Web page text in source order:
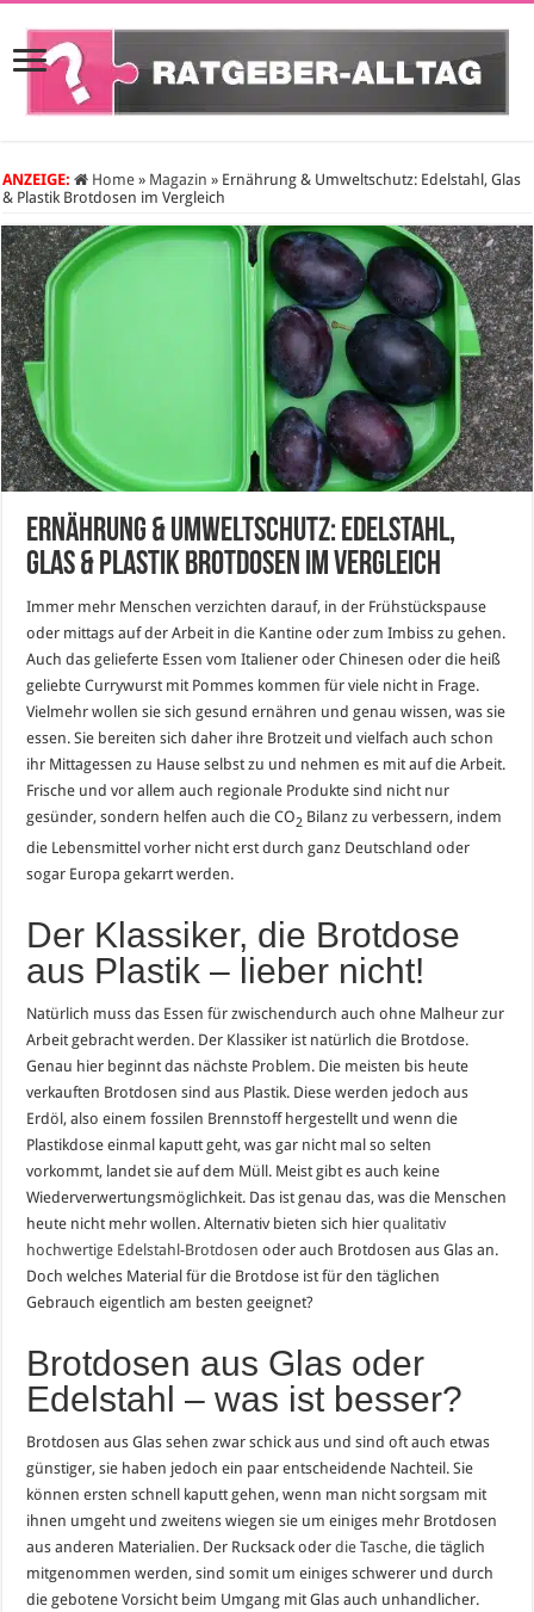
ANZEIGE: Home » Magazin » Ernährung & Umweltschutz: Edelstahl, Glas
& Plastik Brotdosen im Vergleich
Ernährung & Umweltschutz: Edelstahl,
Glas & Plastik Brotdosen im Vergleich
Immer mehr Menschen verzichten darauf, in der Frühstückspause
oder mittags auf der Arbeit in die Kantine oder zum Imbiss zu gehen.
Auch das gelieferte Essen vom Italiener oder Chinesen oder die heiß
geliebte Currywurst mit Pommes kommen für viele nicht in Frage.
Vielmehr wollen sie sich gesund ernähren und genau wissen, was sie
essen. Sie bereiten sich daher ihre Brotzeit und vielfach auch schon
ihr Mittagessen zu Hause selbst zu und nehmen es mit auf die Arbeit.
Frische und vor allem auch regionale Produkte sind nicht nur
gesünder, sondern helfen auch die CO2 Bilanz zu verbessern, indem
die Lebensmittel vorher nicht erst durch ganz Deutschland oder
sogar Europa gekarrt werden.
Der Klassiker, die Brotdose
aus Plastik – lieber nicht!
Natürlich muss das Essen für zwischendurch auch ohne Malheur zur
Arbeit gebracht werden. Der Klassiker ist natürlich die Brotdose.
Genau hier beginnt das nächste Problem. Die meisten bis heute
verkauften Brotdosen sind aus Plastik. Diese werden jedoch aus
Erdöl, also einem fossilen Brennstoff hergestellt und wenn die
Plastikdose einmal kaputt geht, was gar nicht mal so selten
vorkommt, landet sie auf dem Müll. Meist gibt es auch keine
Wiederverwertungsmöglichkeit. Das ist genau das, was die Menschen
heute nicht mehr wollen. Alternativ bieten sich hierqualitativ
hochwertige Edelstahl-Brotdosen oder auch Brotdosen aus Glas an.
Doch welches Material für die Brotdose ist für den täglichen
Gebrauch eigentlich am besten geeignet?
Brotdosen aus Glas oder
Edelstahl – was ist besser?
Brotdosen aus Glas sehen zwar schick aus und sind oft auch etwas
günstiger, sie haben jedoch ein paar entscheidende Nachteil. Sie
können ersten schnell kaputt gehen, wenn man nicht sorgsam mit
ihnen umgeht und zweitens wiegen sie um einiges mehr Brotdosen
aus anderen Materialien. Der Rucksack oderdie Tasche, die täglich
mitgenommen werden, sind somit um einiges schwerer und durch
die gebotene Vorsicht beim Umgang mit Glas auch unhandlicher.